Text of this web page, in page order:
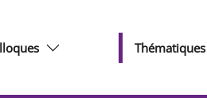
Thématiques